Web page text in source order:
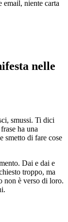
niente carta
nelle
smussi. Ti dici
ha una
smetto di fare cose
Dai e dai e
troppo, ma
non è verso di loro.